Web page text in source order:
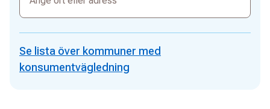
eller
adress
Se lista över kommuner med
konsumentvägledning